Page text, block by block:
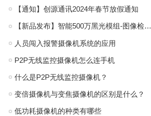
【通知】创源通讯2024年春节放假通知
【新品发布】智能500万黑光模组-图像检测全新升级！
人员闯入报警摄像机系统的应用
P2P无线监控摄像机怎么连手机
什么是P2P无线监控摄像机？
变倍摄像机与变焦摄像机的区别是什么？
低功耗摄像机的种类有哪些